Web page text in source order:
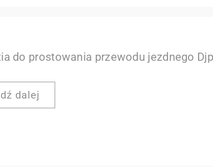
do prostowania przewodu jezdnego Djp
dalej